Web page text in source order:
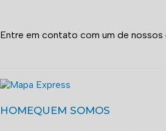
Entre em contato com um de nossos
HOME
QUEM SOMOS